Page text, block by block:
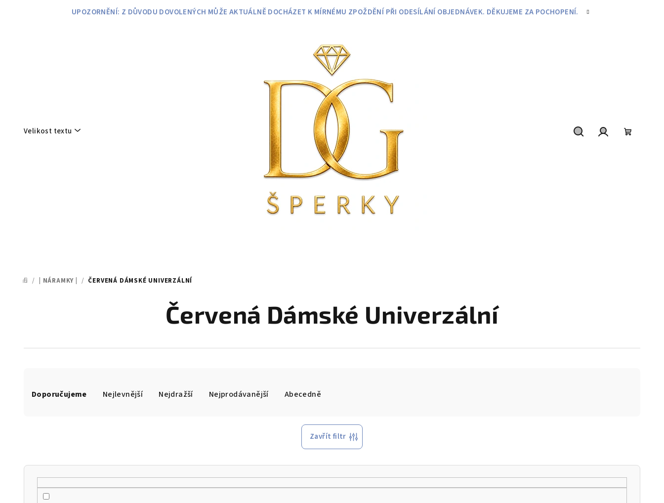
UPOZORNĚNÍ: Z DŮVODU DOVOLENÝCH MŮŽE AKTUÁLNĚ DOCHÁZET K MÍRNÉMU ZPOŽDĚNÍ PŘI ODESÍLÁNÍ OBJEDNÁVEK. DĚKUJEME ZA POCHOPENÍ.
Velikost textu
DOMŮ
/ | NÁRAMKY | / ČERVENÁ DÁMSKÉ UNIVERZÁLNÍ
Červená Dámské Univerzální
aDoporučujeme Nejlevnější Nejdražší Nejprodávanější Abecedně
Zavřít filtr